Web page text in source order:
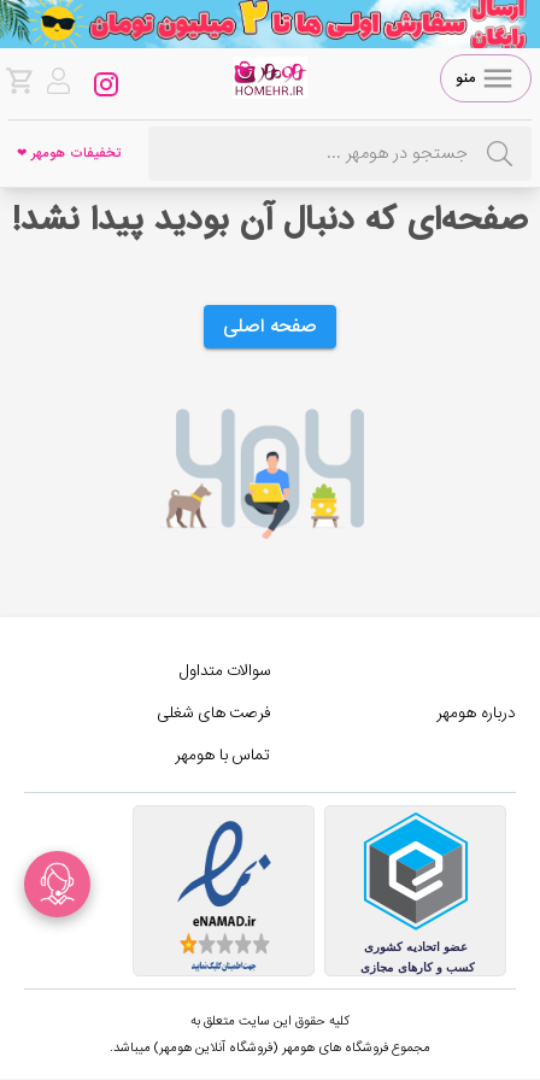
منو
تخفیفات هومهر ❤
صفحه‌ای که دنبال آن بودید پیدا نشد!
صفحه اصلی
درباره هومهر
سوالات متداول
فرصت های شغلی
تماس با هومهر
کلیه حقوق این سایت متعلق به
مجموع فروشگاه های هومهر (فروشگاه آنلاین هومهر) میباشد.